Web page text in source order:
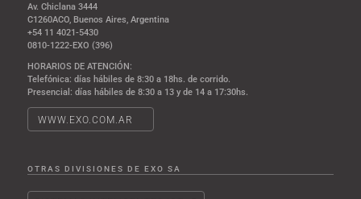
Av. Chiclana 3444
C1260ACO, Buenos Aires, Argentina
+54 11 4021-5430
0810-1222-EXO (396)
HORARIOS DE ATENCIÓN:
Telefónica: días hábiles de 8:30 a 18hs. de corrido.
Presencial: días hábiles de 8:30 a 13 y de 14 a 17:30hs.
WWW.EXO.COM.AR
OTRAS DIVISIONES DE EXO SA